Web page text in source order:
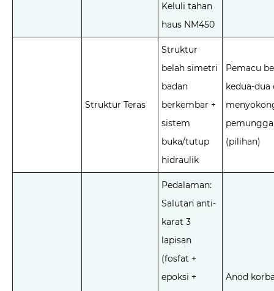
Keluli tahan
haus NM450
Struktur Teras
Struktur
belah simetri
badan
berkembar +
sistem
buka/tutup
hidraulik
Pemacu
kedua-dua
(pilihan)
Pedalaman:
Salutan anti-
karat 3
lapisan
(fosfat +
epoksi +
Anod